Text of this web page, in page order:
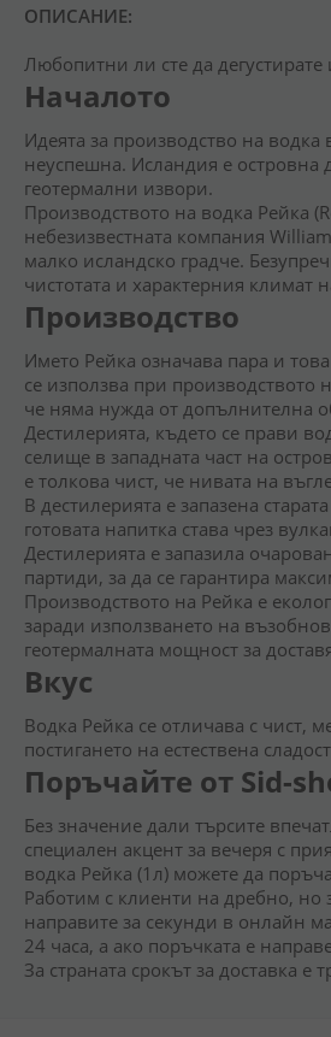
ОПИСАНИЕ:
Любопитни ли сте да
Началото
Идеята за производство на водка
неуспешна. Исландия е островна
геотермални извори.
Производството на водка Рейка
небезизвестната компания
малко исландско градче.
чистотата и характерния климат
Производство
Името Рейка означава пара и
се използва при производството
че няма нужда от допълнителна
Дестилерията, където се прави
селище в западната част на
е толкова чист, че нивата на
В дестилерията е запазена
готовата напитка става чрез
Дестилерията е запазила
партиди, за да се гарантира
Производството на Рейка е
заради използването на
геотермалната мощност за
Вкус
Водка Рейка се отличава с чист,
постигането на естествена
Поръчайте от Sid-
Без значение дали търсите
специален акцент за вечеря с
водка Рейка (1л) можете да
Работим с клиенти на дребно, но
направите за секунди в онлайн
24 часа, а ако поръчката е
За страната срокът за доставка е